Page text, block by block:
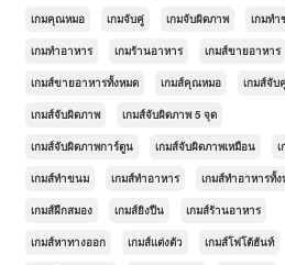
เกมคุณหมอ เกมจับคู่ เกมจับผิดภาพ เกมท
เกมทำอาหาร เกมร้านอาหาร เกมส์ขายอาหาร
เกมส์ขายอาหารทั้งหมด เกมส์คุณหมอ เกมส์จับ
เกมส์จับผิดภาพ เกมส์จับผิดภาพ 5 จุด
เกมส์จับผิดภาพการ์ตูน เกมส์จับผิดภาพเหมือน
เกมส์ทำขนม เกมส์ทำอาหาร เกมส์ทำอาหารทั้
เกมส์ฝึกสมอง เกมส์ยิงปืน เกมส์ร้านอาหาร
เกมส์หาทางออก เกมส์แต่งตัว เกมส์โฟโต้ฮันท์